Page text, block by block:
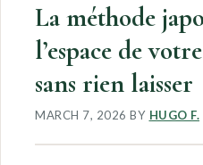
La méthode
l’espace de
sans rien laisser
MARCH 7, 2026 BY HUGO F.